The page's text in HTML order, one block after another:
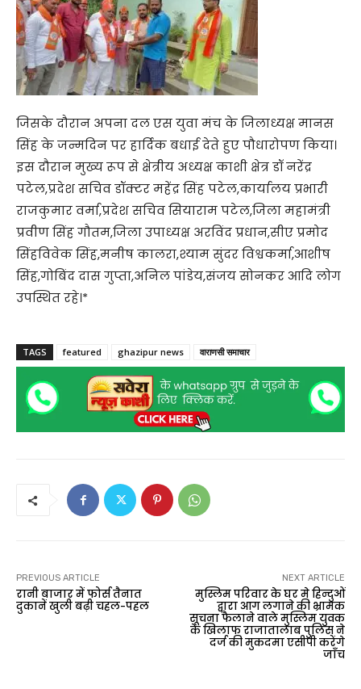
जिसके दौरान अपना दल एस युवा मंच के जिलाध्यक्ष मानस
सिंह के जन्मदिन पर हार्दिक बधाई देते हुए पौधारोपण किया।
इस दौरान मुख्य रूप से क्षेत्रीय अध्यक्ष काशी क्षेत्र डॉ नरेंद्र
पटेल,प्रदेश सचिव डॉक्टर महेंद्र सिंह पटेल,कार्यालय प्रभारी
राजकुमार वर्मा,प्रदेश सचिव सियाराम पटेल,जिला महामंत्री
प्रवीण सिंह गौतम,जिला उपाध्यक्ष अरविंद प्रधान,सीए प्रमोद
सिंहविवेक सिंह,मनीष कालरा,श्याम सुंदर विश्वकर्मा,आशीष
सिंह,गोबिंद दास गुप्ता,अनिल पांडेय,संजय सोनकर आदि लोग
उपस्थित रहे।*
TAGS featured ghazipur news वाराणसी समाचार
PREVIOUS ARTICLE
रानी बाजार में फोर्स तैनात
दुकानें खुली बढ़ी चहल-पहल
NEXT ARTICLE
मुस्लिम परिवार के घर मे हिन्दुओं
द्वारा आग लगाने की भ्रामक
सूचना फैलाने वाले मुस्लिम युवक
के खिलाफ राजातालाब पुलिस ने
दर्ज की मुकदमा एसीपी करेंगे
जाँच